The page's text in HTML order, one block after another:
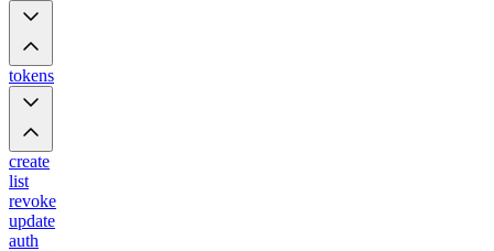
tokens
create
list
revoke
update
auth